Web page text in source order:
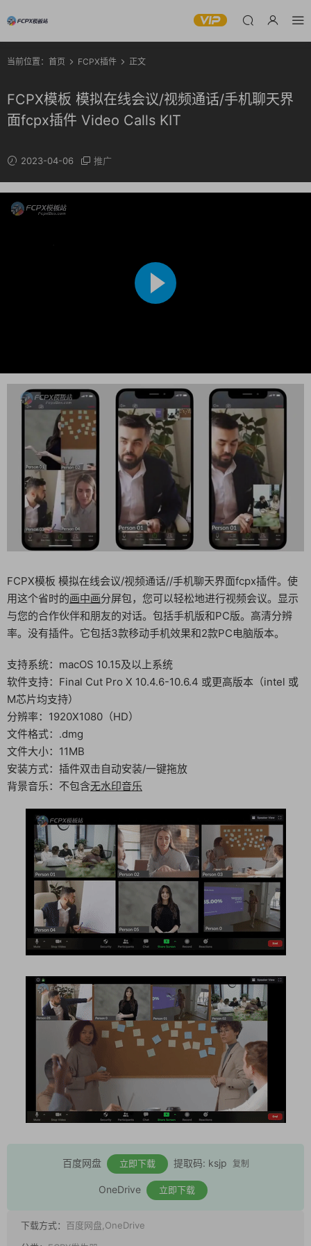
当前位置： 首页 FCPX插件 正文
FCPX模板 模拟在线会议/视频通话/手机聊天界
面fcpx插件 Video Calls KIT
2023-04-06 推广
FCPX模板 模拟在线会议/视频通话//手机聊天界面fcpx插件。使
用这个省时的画中画分屏包，您可以轻松地进行视频会议。显示
与您的合作伙伴和朋友的对话。包括手机版和PC版。高清分辨
率。没有插件。它包括3款移动手机效果和2款PC电脑版本。
支持系统：macOS 10.15及以上系统
软件支持：Final Cut Pro X 10.4.6-10.6.4 或更高版本（intel 或
M芯片均支持）
分辨率：1920X1080（HD）
文件格式：.dmg
文件大小：11MB
安装方式：插件双击自动安装/一键拖放
背景音乐：不包含无水印音乐
百度网盘 立即下载 提取码: ksjp 复制
OneDrive 立即下载
下载方式： 百度网盘,OneDrive